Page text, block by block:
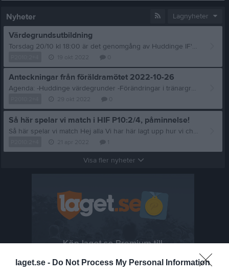
laget.se - Do Not Process My Personal Information
Nyheter Lagnyheter
Värdegrundsutbildning
Torsdag 20/10 kl 18:00 är det genomgång av Huddinge IF's värdegrunder. Obligatoriskt för alla spelare inom föreningen så vi hoppas att alla barnen kan närvara. Vi gör detta gemensamt med dom andra P10 lagen. Plats: Källbrinksskolan, ingång via huvudingången, vi börjar 18:00, var på plats i tid.
Anteckningar från föräldramötet 2022-10-26
Agenda: -Huddinge värdegrunder -Förändringar i tränargruppen -Förändringar i föräldragruppen -Vad Huddinge IF har att erbjuda våra barn -Lagkassan -Kommande vintersäsong -9-manna till våren och de förändringar det innebär -Övriga frågor Värdegrund Johan berättar om värdegrundsutbildningen. Styrelsemötet- alla har rösträtt. Nuläge Antal spelare 33 st och tränare 6 st Magnus och Björn går vidare, Anton gör kallelser och ansvarar för att admin blir gjort. Tobbe huvudtränare ansvarar för träningsinnehållet och fokus. Förändringar i tränargruppen - Anton blir huvudledare och Tobbe blir huvudtränare. vi behöver hjälp för att gruppen ska finnas kvar. Förändringar i föräldragruppen- Jonas presenterar vilka de är just nu: Jonas och Sanna. Vad gör de: Teamsmöte varje månad Aktiviteter: teambuilding i våras, sommaravslutning, delikatessförsäljning jul 2021, kakförsäljning höst 2022 Nytt matchställ- tröja och byxor bör dyka upp närmsta veckorna. Vad Huddinge IF har att erbjuda våra barn - en trygg tillvaro med utvecklingsmöjligheter. Huddinge är en trygg klubb, om två år- Huddinge har akademi, p15 u 17 u19 mm hela ungdomsverksamheten, akademi och breddlag. policy att ta från egna led i Huddinge. Lagkassan Sanna ansvarar för den, hon öppnar ett konto och Stefan, Magnus, Jonas skickar över pengarna till henne. Den måste underhållas och två försäljningar per år samt plocka skräp. Länk tillsponsorhuset registrera dig som medlem =pengar till laget Kommande vintersäsong - Utomhus så länge det inte är snö, varma kläder. November innebär nya tider: tisdag och torsdag kl Futsal, se till att era barn har inneskor (ej svart sula) Vi har inte fått tider i någon sporthall så vi letar tider varje vecka så det kan bli nya hallar och tider varje vecka tyvärr. 9-manna till våren och de förändringar det innebär -Övriga frågor - Tack Magnus för den här tiden
Så här spelar vi match i HIF P10:2/4, påminnelse!
Så här spelar vi match Hej alla Vi har här lagt upp hur vi choachar laget på matcher och hur vi vill spela matcherna taktiskt. Vi vill gärna att ni går igenom materialet med ert barn inför deras första match, om den är nu i helgen eller kommande helger, vi ledare kommer även gå igenom hur vi spelar strax innan spelstart men som ni alla vet så är repetition kunskapens moder. / Ledarna
Visa fler nyheter